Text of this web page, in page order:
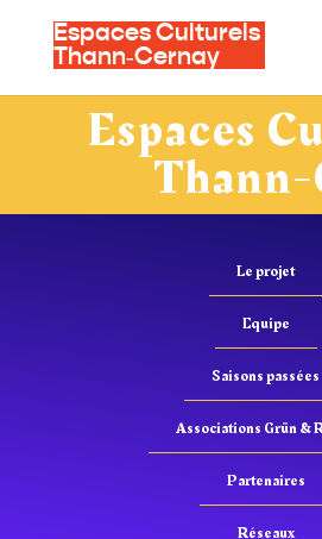
Espaces Culturels
Thann‑Cernay
Espaces
Le projet
Equipe
Saisons passées
Associations Grün &
Partenaires
Réseaux